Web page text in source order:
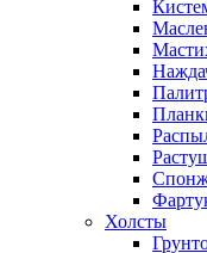
Холсты